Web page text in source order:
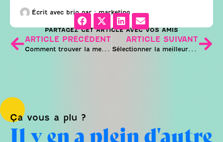
Écrit avec brio par :marketing
PARTAGEZ CET ARTICLE AVEC VOS AMIS
ARTICLE PRÉCÉDENT
Comment trouver la meilleure agence de communication à Marseille ?
ARTICLE SUIVANT
Sélectionner la meilleure agence web à Aix-en-Provence
Ça vous a plu ?
Il y en a plein d'autre